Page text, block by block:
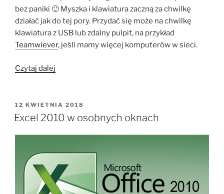
bez paniki 🙂 Myszka i klawiatura zaczną za chwilkę
działać jak do tej pory. Przydać się może na chwilkę
klawiatura z USB lub zdalny pulpit, na przykład
Teamwiever, jeśli mamy więcej komputerów w sieci.
Czytaj dalej
Windows
10”
OPUBLIKOWANE
W
12 KWIETNIA 2018
Excel 2010 w osobnych oknach